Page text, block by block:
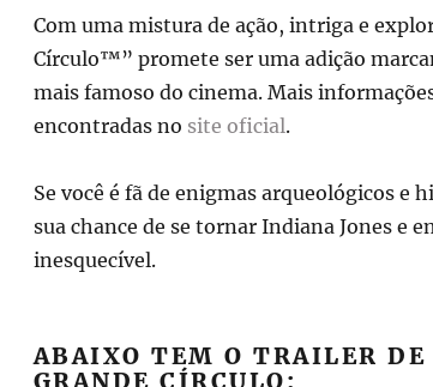
Com uma mistura de ação, intriga e
Círculo™” promete ser uma adição
mais famoso do cinema. Mais
encontradas no site oficial.
Se você é fã de enigmas arqueológicos e
sua chance de se tornar Indiana Jones e
inesquecível.
ABAIXO TEM O TRAILER DE
GRANDE CÍRCULO: